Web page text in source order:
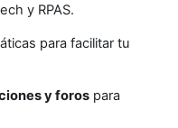
y RPAS.
para facilitar tu
y foros para